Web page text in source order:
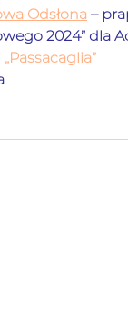
Odsłona –
2024”